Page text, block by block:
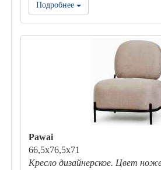
Подробнее
Pawai
66,5х76,5х71
Кресло дизайнерское. Цвет